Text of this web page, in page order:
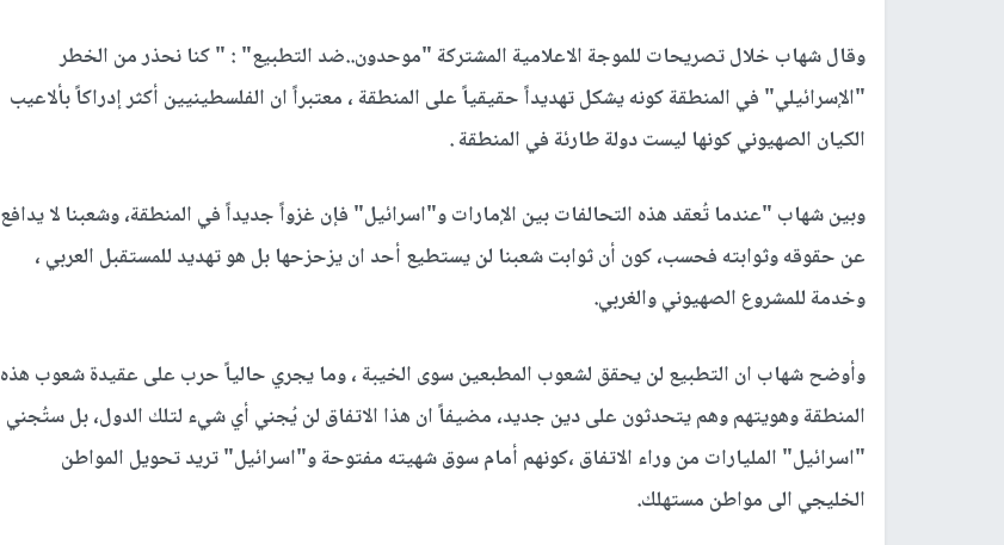
وقال شهاب خلال تصريحات للموجة الاعلامية المشتركة "موحدون..ضد التطبيع" : " كنا نحذر من الخطر
"الإسرائيلي" في المنطقة كونه يشكل تهديداً حقيقياً على المنطقة ، معتبراً ان الفلسطينيين أكثر إدراكاً بألاعيب
الكيان الصهيوني كونها ليست دولة طارئة في المنطقة .
وبين شهاب "عندما تُعقد هذه التحالفات بين الإمارات و"اسرائيل" فإن غزواً جديداً في المنطقة، وشعبنا لا يدافع
عن حقوقه وثوابته فحسب، كون أن ثوابت شعبنا لن يستطيع أحد ان يزحزحها بل هو تهديد للمستقبل العربي ،
وخدمة للمشروع الصهيوني والغربي.
وأوضح شهاب ان التطبيع لن يحقق لشعوب المطبعين سوى الخيبة ، وما يجري حالياً حرب على عقيدة شعوب هذه
المنطقة وهويتهم وهم يتحدثون على دين جديد، مضيفاً ان هذا الاتفاق لن يُجني أي شيء لتلك الدول، بل ستُجني
"اسرائيل" المليارات من وراء الاتفاق ،كونهم أمام سوق شهيته مفتوحة و"اسرائيل" تريد تحويل المواطن
الخليجي الى مواطن مستهلك.